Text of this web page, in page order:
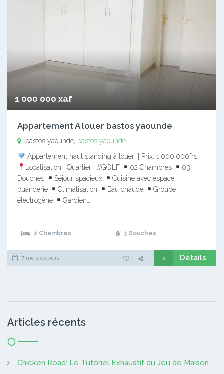
1 000 000 xaf
Appartement A louer bastos yaounde
bastos yaounde, bastos yaounde
Appartement haut standing à louer || Prix: 1.000.000frs
Localisation | Quartier : #GOLF
02 Chambres
03
Douches
Séjour spacieux
Cuisine avec espace
buanderie
Climatisation Eau chaude
Groupe
électrogène
Gardien…
2 Chambres 3 Douches
7 mois depuis 1 Détails
Articles récents
Chicken Road: Le Tutoriel Exhaustif du Jeu de Maison